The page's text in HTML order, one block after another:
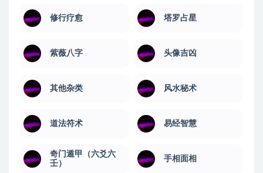
修行疗愈 塔罗占星
紫薇八字 头像吉凶
其他杂类 风水秘术
道法符术 易经智慧
奇门遁甲（六爻六
壬）
手相面相